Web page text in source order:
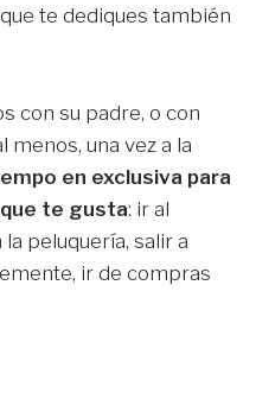
te dediques también
con su padre, o con
menos, una vez a la
en exclusiva para
te gusta: ir al
peluquería, salir a
ir de compras